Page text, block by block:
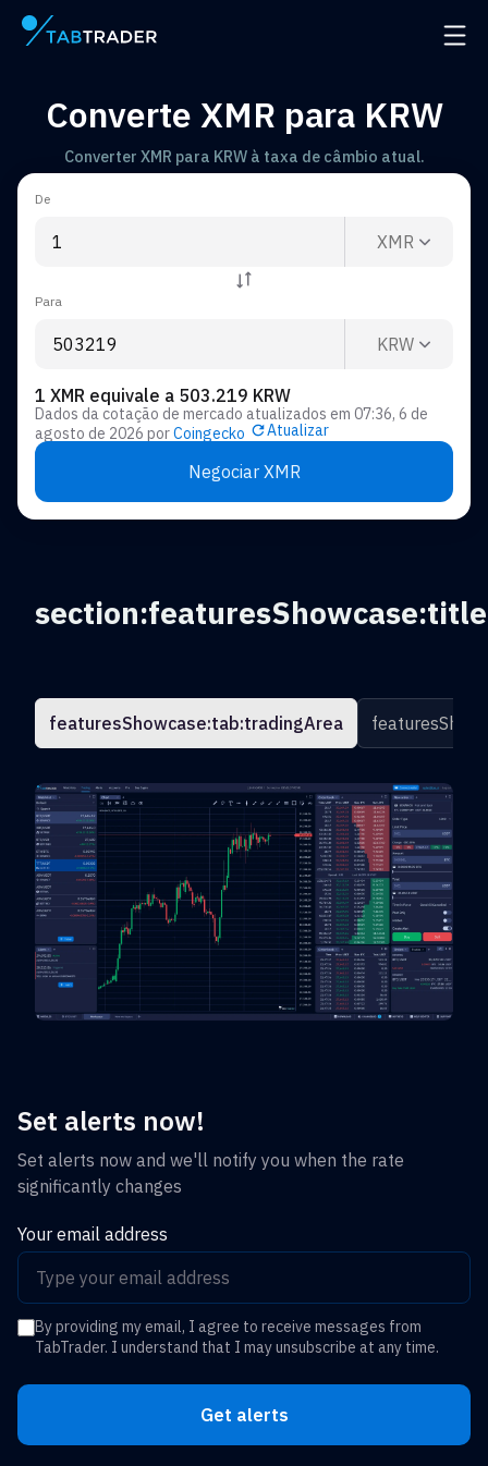
Página principal Abrir
Converte XMR para KRW
Converter XMR para KRW à taxa de câmbio atual.
De
XMR
Para
KRW
1 XMR equivale a 503.219 KRW
Dados da cotação de mercado atualizados em 07:36, 6 de
agosto de 2026 porCoingecko Atualizar
Negociar XMR
section:featuresShowcase:title
featuresShowcase:tab:tradingArea
Set alerts now!
Set alerts now and we'll notify you when the rate
significantly changes
Your email address
By providing my email, I agree to receive messages from
TabTrader. I understand that I may unsubscribe at any time.
Get alerts